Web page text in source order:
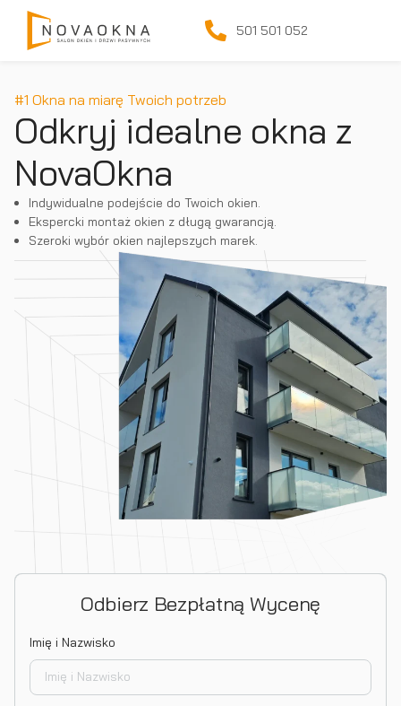
501 501 052
#1 Okna na miarę Twoich potrzeb
Odkryj idealne okna z
NovaOkna
Indywidualne podejście do Twoich okien.
Ekspercki montaż okien z długą gwarancją.
Szeroki wybór okien najlepszych marek.
Odbierz Bezpłatną Wycenę
Imię i Nazwisko